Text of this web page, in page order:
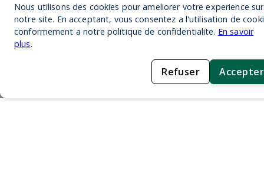
Nous utilisons des cookies pour ameliorer votre experience sur
notre site. En acceptant, vous consentez a l'utilisation de
conformement a notre politique de confidentialite. En savoir
plus.
Refuser Accepter